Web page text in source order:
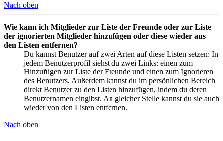
Nach oben
Wie kann ich Mitglieder zur Liste der Freunde oder zur Liste
der ignorierten Mitglieder hinzufügen oder diese wieder aus
den Listen entfernen?
Du kannst Benutzer auf zwei Arten auf diese Listen setzen: In
jedem Benutzerprofil siehst du zwei Links: einen zum
Hinzufügen zur Liste der Freunde und einen zum Ignorieren
des Benutzers. Außerdem kannst du im persönlichen Bereich
direkt Benutzer zu den Listen hinzufügen, indem du deren
Benutzernamen eingibst. An gleicher Stelle kannst du sie auch
wieder von den Listen entfernen.
Nach oben